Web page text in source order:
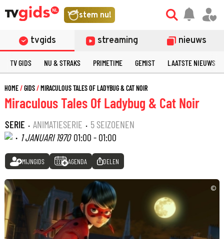
stem nu!
tvgids streaming nieuws
TV GIDS NU & STRAKS PRIMETIME GEMIST LAATSTE NIEUWS
HOME GIDS MIRACULOUS TALES OF LADYBUG & CAT NOIR
Miraculous Tales Of Ladybug & Cat Noir
SERIE · ANIMATIESERIE · 5 SEIZOENEN
· 1 JANUARI 1970 01:00 - 01:00
MIJNGIDS AGENDA DELEN
©